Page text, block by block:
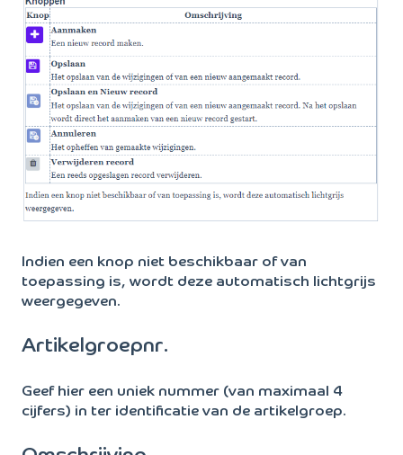
Indien een knop niet beschikbaar of van
toepassing is, wordt deze automatisch lichtgrijs
weergegeven.
Artikelgroepnr.
Geef hier een uniek nummer (van maximaal 4
cijfers) in ter identificatie van de artikelgroep.